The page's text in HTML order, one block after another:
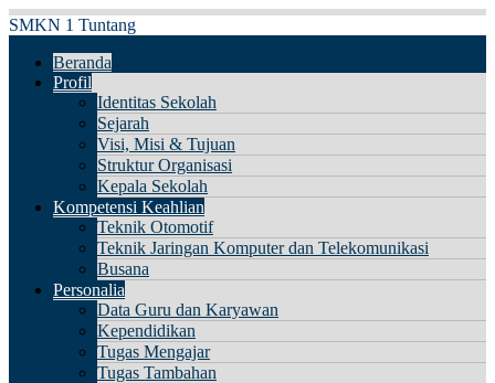
SMKN 1 Tuntang
Beranda
Profil
Identitas Sekolah
Sejarah
Visi, Misi & Tujuan
Struktur Organisasi
Kepala Sekolah
Kompetensi Keahlian
Teknik Otomotif
Teknik Jaringan Komputer dan Telekomunikasi
Busana
Personalia
Data Guru dan Karyawan
Kependidikan
Tugas Mengajar
Tugas Tambahan